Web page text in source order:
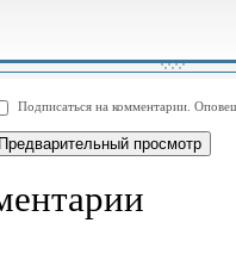
-
-
-
-
Подписаться на комментарии.